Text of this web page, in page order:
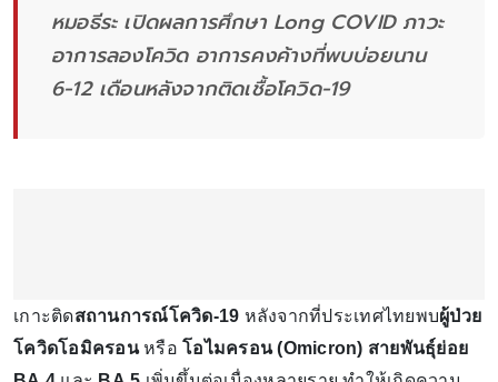
หมอธีระ เปิดผลการศึกษา Long COVID ภาวะ
อาการลองโควิด อาการคงค้างที่พบบ่อยนาน
6-12 เดือนหลังจากติดเชื้อโควิด-19
เกาะติดสถานการณ์โควิด-19 หลังจากที่ประเทศไทยพบผู้ป่วย
โควิดโอมิครอนหรือ โอไมครอน (Omicron) สายพันธุ์ย่อย